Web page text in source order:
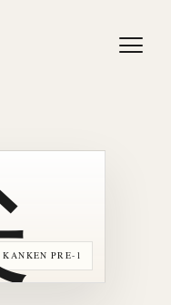
KANKEN PRE-1